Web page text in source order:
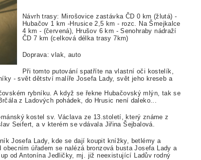
Návrh trasy: Mirošovice zastávka ČD 0 km (žlutá) -
Hubačov 1 km -Hrusice 2,5 km - rozc. Na Šmejkalce
4 km - (červená), Hrušov 6 km - Senohraby nádraží
ČD 7 km (celková délka trasy 7km)
Doprava: vlak, auto
Při tomto putování spatříte na vlastní oči kostelík,
- svět dětství malíře Josefa Lady, svět jeho kreseb a
rybníku. A když se řekne Hubačovský mlýn, tak se
z Ladových pohádek, do Hrusic není daleko...
kostel sv. Václava ze 13.století, který známe z
Seifert, a v kterém se vdávala Jiřina Šejbalová.
Josefa Lady, kde se dají koupit knížky, betlémy a
úřadem se nalézá bronzová busta Josefa Lady a
od Antonína Jedličky, mj. již neexistující Ladův rodný